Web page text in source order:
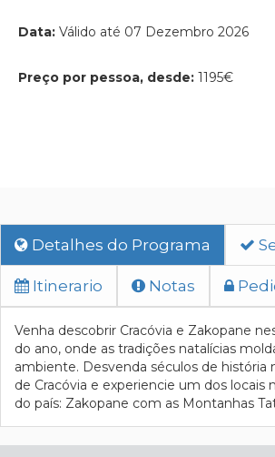
Data: Válido até 07 Dezembro 2026
Preço por pessoa, desde: 1195€
Detalhes do Programa
Itinerario Notas
Venha descobrir Cracóvia e Zakopane
do ano, onde as tradições natalícias
ambiente. Desvenda séculos de história
de Cracóvia e experiencie um dos locais
do país: Zakopane com as Montanhas